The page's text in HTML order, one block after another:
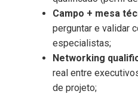
Campo + mesa
perguntar e validar
especialistas;
Networking
real entre
de projeto;